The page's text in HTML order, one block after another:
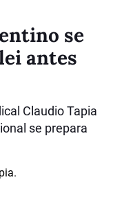
se
antes
Claudio Tapia
se prepara